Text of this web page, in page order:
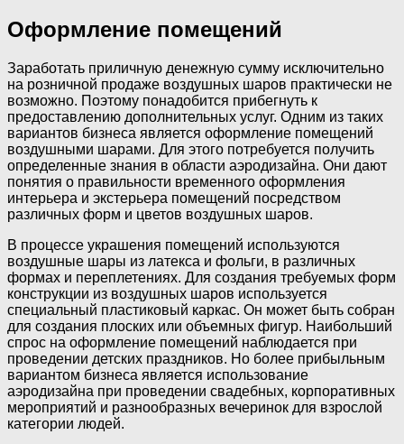
Оформление помещений
Заработать приличную денежную сумму исключительно
на розничной продаже воздушных шаров практически не
возможно. Поэтому понадобится прибегнуть к
предоставлению дополнительных услуг. Одним из таких
вариантов бизнеса является оформление помещений
воздушными шарами. Для этого потребуется получить
определенные знания в области аэродизайна. Они дают
понятия о правильности временного оформления
интерьера и экстерьера помещений посредством
различных форм и цветов воздушных шаров.
В процессе украшения помещений используются
воздушные шары из латекса и фольги, в различных
формах и переплетениях. Для создания требуемых форм
конструкции из воздушных шаров используется
специальный пластиковый каркас. Он может быть собран
для создания плоских или объемных фигур. Наибольший
спрос на оформление помещений наблюдается при
проведении детских праздников. Но более прибыльным
вариантом бизнеса является использование
аэродизайна при проведении свадебных, корпоративных
мероприятий и разнообразных вечеринок для взрослой
категории людей.